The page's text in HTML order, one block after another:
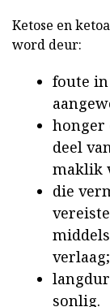
Ketose en
word deur:
foute
honger
deel
maklik
die
verlaag;
sonlig.